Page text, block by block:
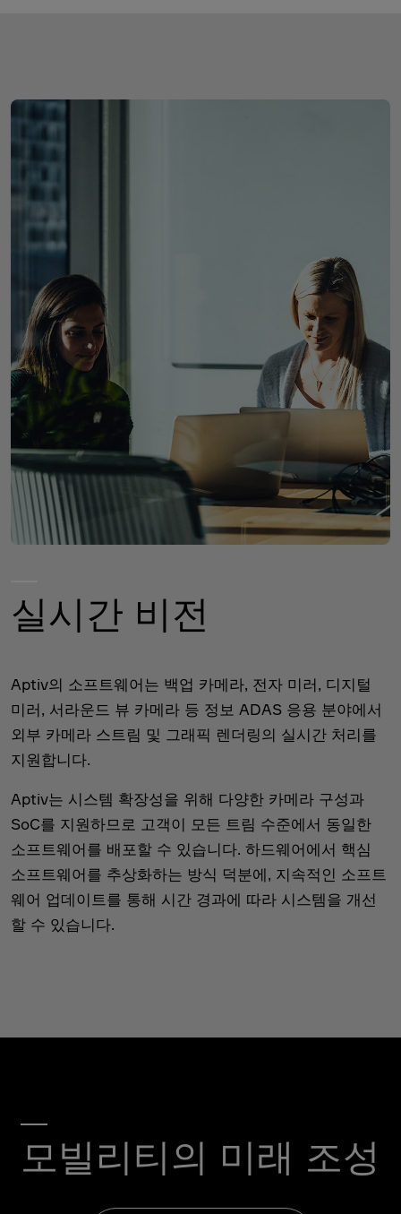
실시간 비전
Aptiv의 소프트웨어는 백업 카메라, 전자 미러, 디지털
미러, 서라운드 뷰 카메라 등 정보 ADAS 응용 분야에서
외부 카메라 스트림 및 그래픽 렌더링의 실시간 처리를
지원합니다.
Aptiv는 시스템 확장성을 위해 다양한 카메라 구성과
SoC를 지원하므로 고객이 모든 트림 수준에서 동일한
소프트웨어를 배포할 수 있습니다. 하드웨어에서 핵심
소프트웨어를 추상화하는 방식 덕분에, 지속적인 소프트
웨어 업데이트를 통해 시간 경과에 따라 시스템을 개선
할 수 있습니다.
모빌리티의 미래 조성